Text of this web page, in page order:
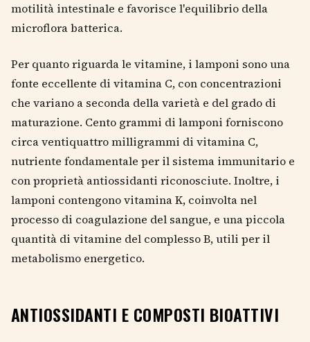
motilità intestinale e favorisce l'equilibrio della
microflora batterica.
Per quanto riguarda le vitamine, i lamponi sono una
fonte eccellente di vitamina C, con concentrazioni
che variano a seconda della varietà e del grado di
maturazione. Cento grammi di lamponi forniscono
circa ventiquattro milligrammi di vitamina C,
nutriente fondamentale per il sistema immunitario e
con proprietà antiossidanti riconosciute. Inoltre, i
lamponi contengono vitamina K, coinvolta nel
processo di coagulazione del sangue, e una piccola
quantità di vitamine del complesso B, utili per il
metabolismo energetico.
ANTIOSSIDANTI E COMPOSTI BIOATTIVI